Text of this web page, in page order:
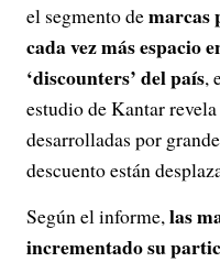
el segmento demarcas
cada vez más espacio
‘discounters’ del país,
estudio de Kantar
desarrolladas por
descuento están
Según el informe,las
incrementado su